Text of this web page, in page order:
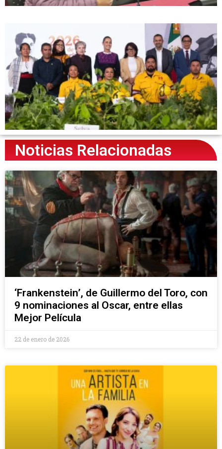
Noticias Relacionadas
‘Frankenstein’, de Guillermo del Toro, con
9 nominaciones al Oscar, entre ellas
Mejor Película
22 de enero de 2026